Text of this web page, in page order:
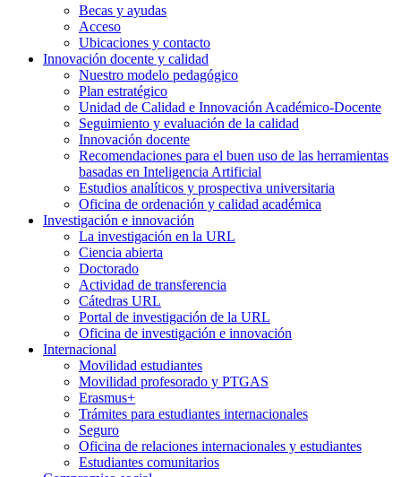
Becas y ayudas
Acceso
Ubicaciones y contacto
Innovación docente y calidad
Nuestro modelo pedagógico
Plan estratégico
Unidad de Calidad e Innovación Académico-Docente
Seguimiento y evaluación de la calidad
Innovación docente
Recomendaciones para el buen uso de las herramientas
basadas en Inteligencia Artificial
Estudios analíticos y prospectiva universitaria
Oficina de ordenación y calidad académica
Investigación e innovación
La investigación en la URL
Ciencia abierta
Doctorado
Actividad de transferencia
Cátedras URL
Portal de investigación de la URL
Oficina de investigación e innovación
Internacional
Movilidad estudiantes
Movilidad profesorado y PTGAS
Erasmus+
Trámites para estudiantes internacionales
Seguro
Oficina de relaciones internacionales y estudiantes
Estudiantes comunitarios